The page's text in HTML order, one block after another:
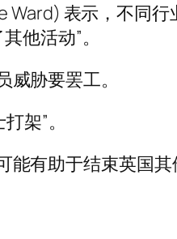
Ward) 表示，不同
他活动”。
胁要罢工。
架”。
有助于结束英国其